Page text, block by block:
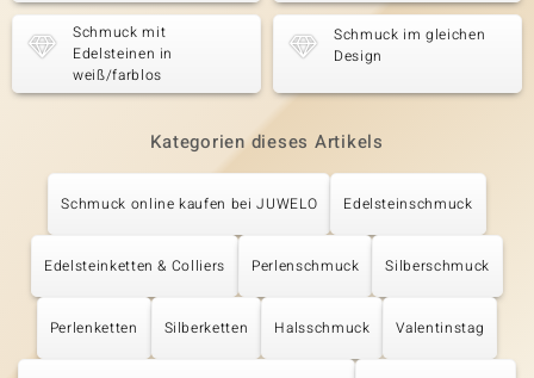
Schmuck mit
Edelsteinen in
weiß/farblos
Schmuck im gleichen
Design
Kategorien dieses Artikels
Schmuck online kaufen bei JUWELO Edelsteinschmuck
Edelsteinketten & Colliers Perlenschmuck Silberschmuck
Perlenketten Silberketten Halsschmuck Valentinstag